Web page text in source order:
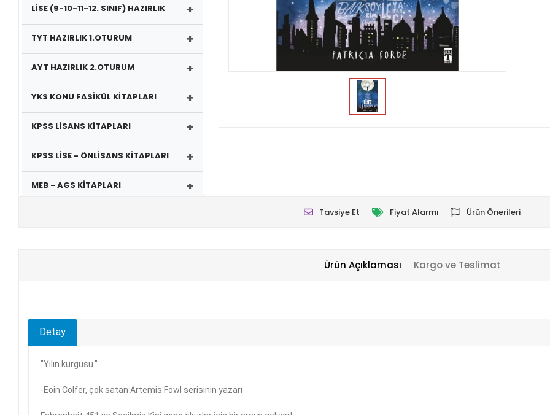
LİSE (9-10-11-12. SINIF) HAZIRLIK +
TYT HAZIRLIK 1.OTURUM +
AYT HAZIRLIK 2.OTURUM +
YKS KONU FASİKÜL KİTAPLARI +
KPSS LİSANS KİTAPLARI +
KPSS LİSE - ÖNLİSANS KİTAPLARI +
MEB - AGS KİTAPLARI +
ASKERİ LİSE - PMYO KİTAPLARI
YÖS KİTAPLARI
DHBT HAZIRLIK KİTAPLARI
Tavsiye Et Fiyat Alarmı Ürün Önerileri
Ürün Açıklaması Kargo ve Teslimat
Detay
"Yılın kurgusu."
-Eoin Colfer, çok satan Artemis Fowl serisinin yazarı